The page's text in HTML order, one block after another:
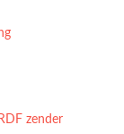
zender